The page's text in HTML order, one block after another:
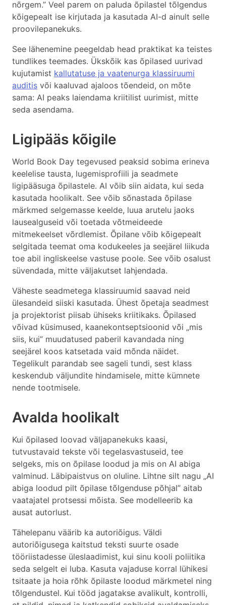
nõrgem.” Veel parem on paluda õpilastel tõlgendus
kõigepealt ise kirjutada ja kasutada AI-d ainult selle
proovilepanekuks.
See lähenemine peegeldab head praktikat ka teistes
tundlikes teemades. Ükskõik kas õpilased uurivad
kujutamist kallutatuse ja vaatenurga klassiruumi
auditis või kaaluvad ajaloos tõendeid, on mõte
sama: AI peaks laiendama kriitilist uurimist, mitte
seda asendama.
Ligipääs kõigile
World Book Day tegevused peaksid sobima erineva
keelelise tausta, lugemisprofiili ja seadmete
ligipääsuga õpilastele. AI võib siin aidata, kui seda
kasutada hoolikalt. See võib sõnastada õpilase
märkmed selgemasse keelde, luua arutelu jaoks
lausealguseid või toetada võtmeideede
mitmekeelset võrdlemist. Õpilane võib kõigepealt
selgitada teemat oma kodukeeles ja seejärel liikuda
toe abil ingliskeelse vastuse poole. See võib osalust
süvendada, mitte väljakutset lahjendada.
Väheste seadmetega klassiruumid saavad neid
ülesandeid siiski kasutada. Ühest õpetaja seadmest
ja projektorist piisab ühiseks kriitikaks. Õpilased
võivad küsimused, kaanekontseptsioonid või „mis
siis, kui” muudatused paberil kavandada ning
seejärel koos katsetada vaid mõnda näidet.
Tegelikult parandab see sageli tundi, sest klass
keskendub väljundite hindamisele, mitte kümnete
nende tootmisele.
Avalda hoolikalt
Kui õpilased loovad väljapanekuks kaasi,
tutvustavaid tekste või tegelasvastuseid, tee
selgeks, mis on õpilase loodud ja mis on AI abiga
valminud. Läbipaistvus on oluline. Lihtne silt nagu „AI
abiga loodud pilt õpilase tõlgenduse põhjal” aitab
vaatajatel protsessi mõista. See modelleerib ka
ausat autorlust.
Tähelepanu väärib ka autoriõigus. Väldi
autoriõigusega kaitstud teksti suurte osade
tööriistadesse üleslaadimist, kui sinu kooli poliitika
seda selgelt ei luba. Kasuta vajaduse korral lühikesi
tsitaate ja hoia rõhk õpilaste loodud märkmetel ning
tõlgendustel. Kui tööd jagatakse avalikult, kontrolli,